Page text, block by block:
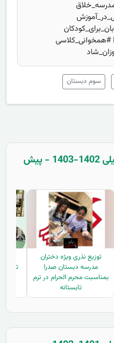
#EnglishThroughMusic #همخوانی_کلاسی
سوم دبستان
📚 یاد ایام - سال تحصیلی 1402-1403 - پیش
توزیع نذری ویژه دختران
مدرسه دبستان صدرا
بمناسبت محرم الحرام در ترم
تابستانه